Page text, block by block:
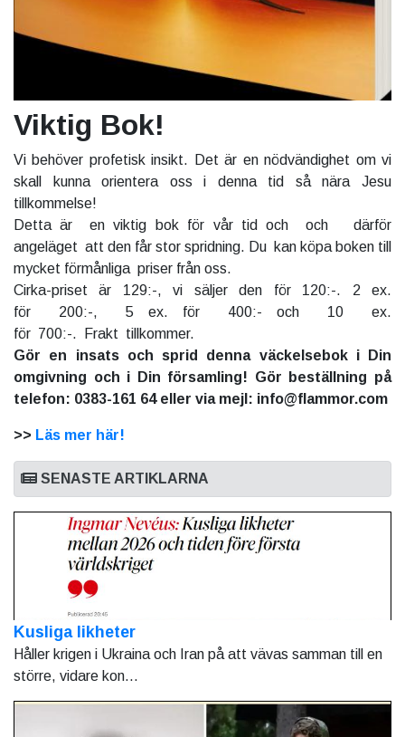
Viktig Bok!
Vi behöver profetisk insikt. Det är en nödvändighet om vi
skall kunna orientera oss i denna tid så nära Jesu
tillkommelse!
Detta är en viktig bok för vår tid och och därför
angeläget att den får stor spridning. Du kan köpa boken till
mycket förmånliga priser från oss.
Cirka-priset är 129:-, vi säljer den för 120:-. 2 ex.
för 200:-, 5 ex. för 400:- och 10 ex.
för 700:-. Frakt tillkommer.
Gör en insats och sprid denna väckelsebok i Din
omgivning och i Din församling! Gör beställning på
telefon: 0383-161 64 eller via mejl: info@flammor.com
>> Läs mer här!
SENASTE ARTIKLARNA
Kusliga likheter
Håller krigen i Ukraina och Iran på att vävas samman till en
större, vidare kon...